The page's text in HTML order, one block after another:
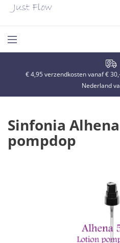
€ 4,95 verzendkosten vanaf €
Nederland
Sinfonia
pompdop